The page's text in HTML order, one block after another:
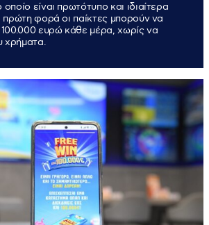
είναι πρωτότυπο και ιδιαίτερα
πρώτη φορά οι παίκτες μπορούν να
ευρώ κάθε μέρα, χωρίς να
χρήματα.